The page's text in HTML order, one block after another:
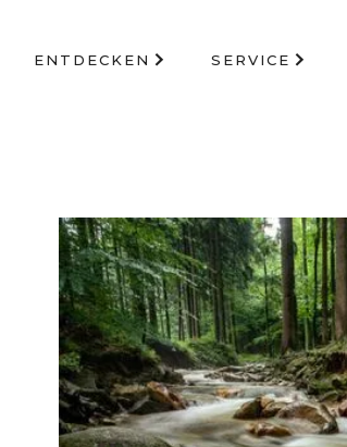
ENTDECKEN SERVICE